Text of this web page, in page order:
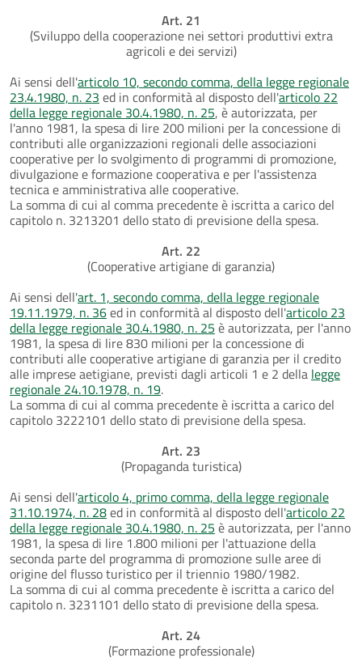
Art. 21
(Sviluppo della cooperazione nei settori produttivi extra
agricoli e dei servizi)
Ai sensi dell'articolo 10, secondo comma, della legge regionale
23.4.1980, n. 23 ed in conformità al disposto dell'articolo 22
della legge regionale 30.4.1980, n. 25, è autorizzata, per
l'anno 1981, la spesa di lire 200 milioni per la concessione di
contributi alle organizzazioni regionali delle associazioni
cooperative per lo svolgimento di programmi di promozione,
divulgazione e formazione cooperativa e per l'assistenza
tecnica e amministrativa alle cooperative.
La somma di cui al comma precedente è iscritta a carico del
capitolo n. 3213201 dello stato di previsione della spesa.
Art. 22
(Cooperative artigiane di garanzia)
Ai sensi dell'art. 1, secondo comma, della legge regionale
19.11.1979, n. 36ed in conformità al disposto dell'articolo 23
della legge regionale 30.4.1980, n. 25 è autorizzata, per l'anno
1981, la spesa di lire 830 milioni per la concessione di
contributi alle cooperative artigiane di garanzia per il credito
alle imprese aetigiane, previsti dagli articoli 1 e 2 della legge
regionale 24.10.1978, n. 19.
La somma di cui al comma precedente è iscritta a carico del
capitolo 3222101 dello stato di previsione della spesa.
Art. 23
(Propaganda turistica)
Ai sensi dell'articolo 4, primo comma, della legge regionale
31.10.1974, n. 28ed in conformità al disposto dell'articolo 22
della legge regionale 30.4.1980, n. 25 è autorizzata, per l'anno
1981, la spesa di lire 1.800 milioni per l'attuazione della
seconda parte del programma di promozione sulle aree di
origine del flusso turistico per il triennio 1980/1982.
La somma di cui al comma precedente è iscritta a carico del
capitolo n. 3231101 dello stato di previsione della spesa.
Art. 24
(Formazione professionale)